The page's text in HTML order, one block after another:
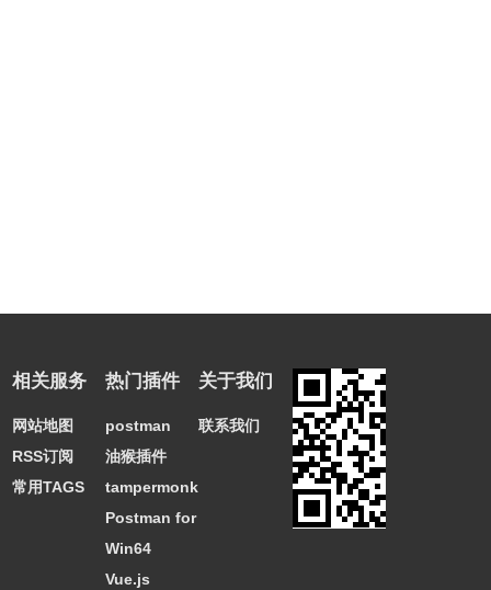
相关服务
网站地图
RSS订阅
常用TAGS
热门插件
postman
油猴插件
tampermonkey
Postman for
Win64
Vue.js
关于我们
联系我们